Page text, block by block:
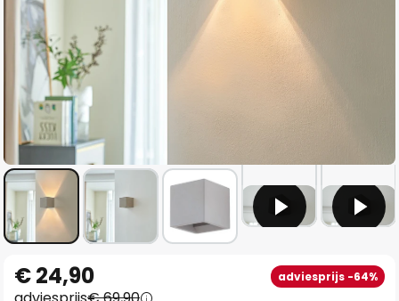
naar
€ 24,90 adviesprijs -64%